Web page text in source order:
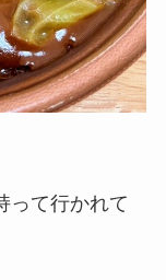
って行かれて